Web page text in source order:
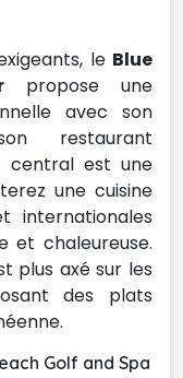
le Blue
propose une
avec son
restaurant
central est une
une cuisine
internationales
et chaleureuse.
plus axé sur les
des plats
Golf and Spa